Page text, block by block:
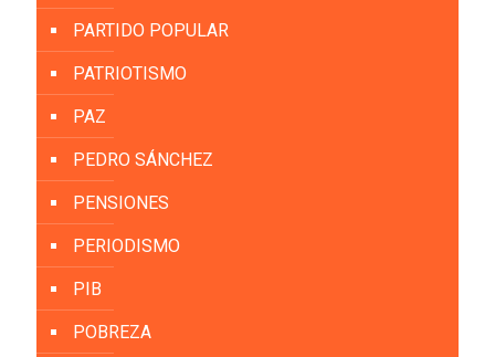
PARTIDO POPULAR
PATRIOTISMO
PAZ
PEDRO SÁNCHEZ
PENSIONES
PERIODISMO
PIB
POBREZA